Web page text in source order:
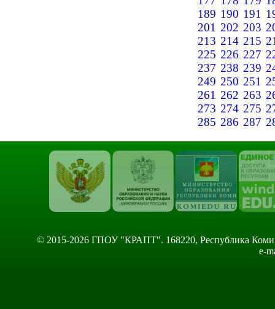
189 190 191
201 202 203
213 214 215
225 226 227
237 238 239
249 250 251
261 262 263
273 274 275
285 286 287
© 2015-2026 ГПОУ "КРАПТ". 168220, Республика Коми,
e-